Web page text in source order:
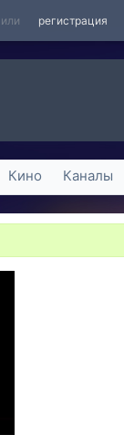
или регистрация
Кино Каналы